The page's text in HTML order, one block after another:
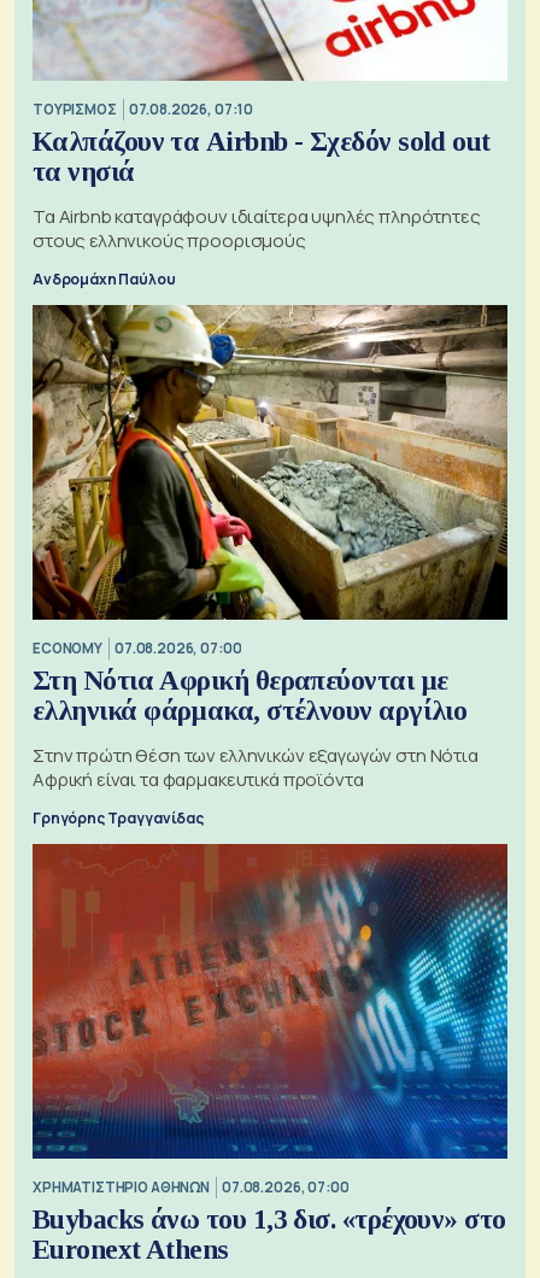
ΤΟΥΡΙΣΜΟΣ 07.08.2026, 07:10
Καλπάζουν τα Airbnb - Σχεδόν sold out
τα νησιά
Τα Airbnb καταγράφουν ιδιαίτερα υψηλές πληρότητες
στους ελληνικούς προορισμούς
Ανδρομάχη Παύλου
ECONOMY 07.08.2026, 07:00
Στη Νότια Αφρική θεραπεύονται με
ελληνικά φάρμακα, στέλνουν αργίλιο
Στην πρώτη θέση των ελληνικών εξαγωγών στη Νότια
Αφρική είναι τα φαρμακευτικά προϊόντα
Γρηγόρης Τραγγανίδας
XΡΗΜΑΤΙΣΤΗΡΙΟ ΑΘΗΝΩΝ 07.08.2026, 07:00
Buybacks άνω του 1,3 δισ. «τρέχουν» στο
Euronext Athens